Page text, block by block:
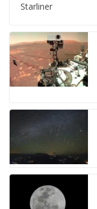
Starliner